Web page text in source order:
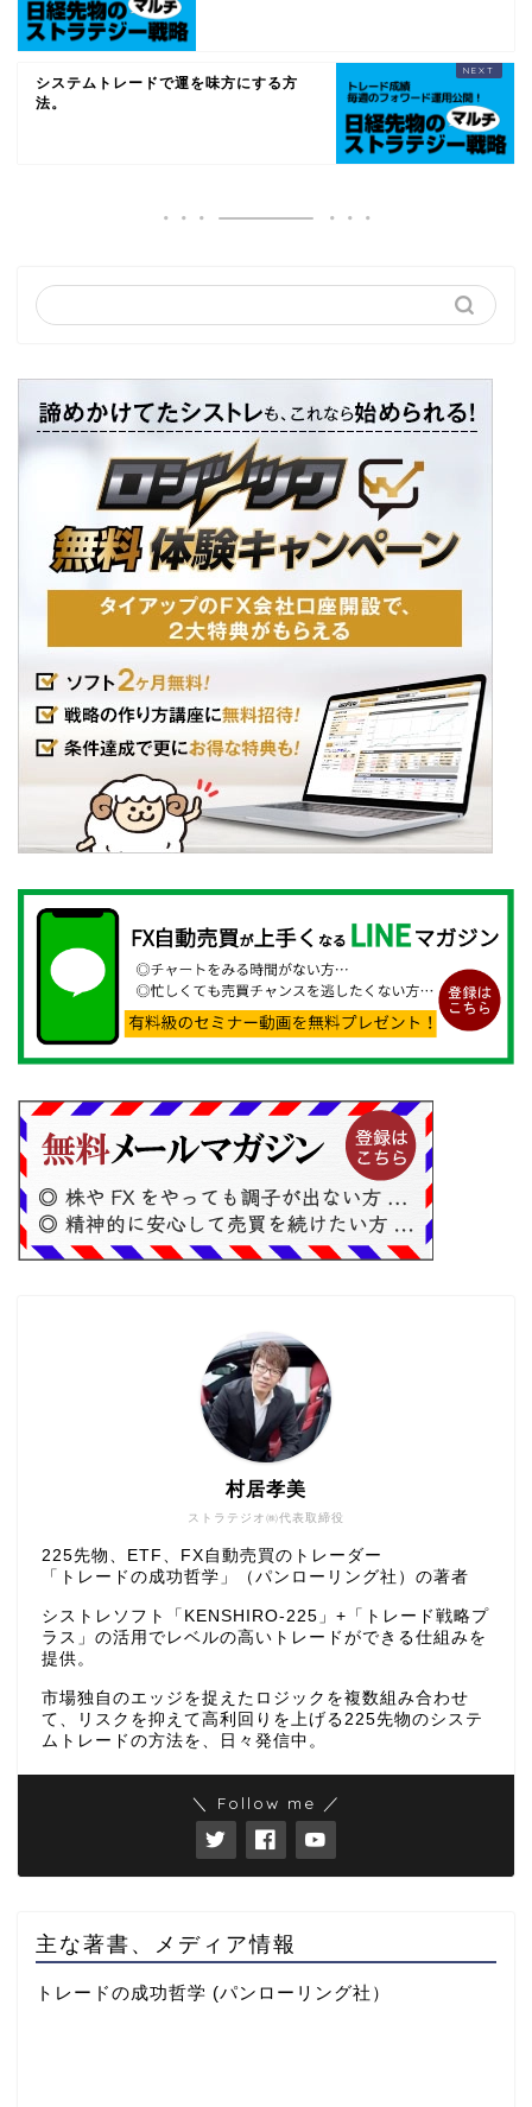
システムトレードで運を味方にする方
法。
ストラテジオ㈱代表取締役
村居孝美
225先物、ETF、FX自動売買のトレーダー
「トレードの成功哲学」（パンローリング社）の著者
シストレソフト「KENSHIRO-225」+「トレード戦略プ
ラス」の活用でレベルの高いトレードができる仕組みを
提供。
市場独自のエッジを捉えたロジックを複数組み合わせ
て、リスクを抑えて高利回りを上げる225先物のシステ
ムトレードの方法を、日々発信中。
＼ Follow me ／
主な著書、メディア情報
トレードの成功哲学 (パンローリング社）